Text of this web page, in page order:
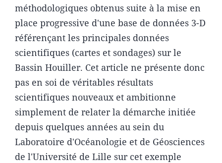
méthodologiques obtenus suite à la mise en
place progressive d'une base de données 3-D
référençant les principales données
scientifiques (cartes et sondages) sur le
Bassin Houiller. Cet article ne présente donc
pas en soi de véritables résultats
scientifiques nouveaux et ambitionne
simplement de relater la démarche initiée
depuis quelques années au sein du
Laboratoire d'Océanologie et de Géosciences
de l'Université de Lille sur cet exemple